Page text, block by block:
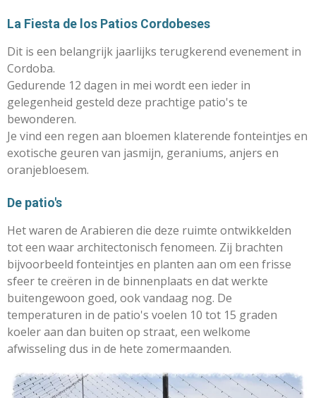
La Fiesta de los Patios Cordobeses
Dit is een belangrijk jaarlijks terugkerend evenement in
Cordoba.
Gedurende 12 dagen in mei wordt een ieder in
gelegenheid gesteld deze prachtige patio's te
bewonderen.
Je vind een regen aan bloemen klaterende fonteintjes en
exotische geuren van jasmijn, geraniums, anjers en
oranjebloesem.
De patio's
Het waren de Arabieren die deze ruimte ontwikkelden
tot een waar architectonisch fenomeen. Zij brachten
bijvoorbeeld fonteintjes en planten aan om een frisse
sfeer te creëren in de binnenplaats en dat werkte
buitengewoon goed, ook vandaag nog. De
temperaturen in de patio's voelen 10 tot 15 graden
koeler aan dan buiten op straat, een welkome
afwisseling dus in de hete zomermaanden.